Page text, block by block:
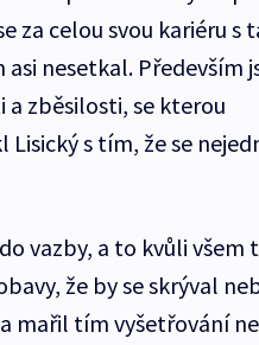
za celou svou kariéru s
nesetkal. Především
zběsilosti, se kterou
s tím, že se
vazby, a to kvůli všem
že by se skrýval
mařil tím vyšetřování